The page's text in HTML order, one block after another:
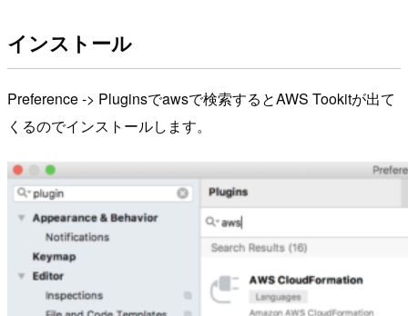
インストール
Preference -> Pluginsでawsで検索するとAWS Tookitが出て
くるのでインストールします。